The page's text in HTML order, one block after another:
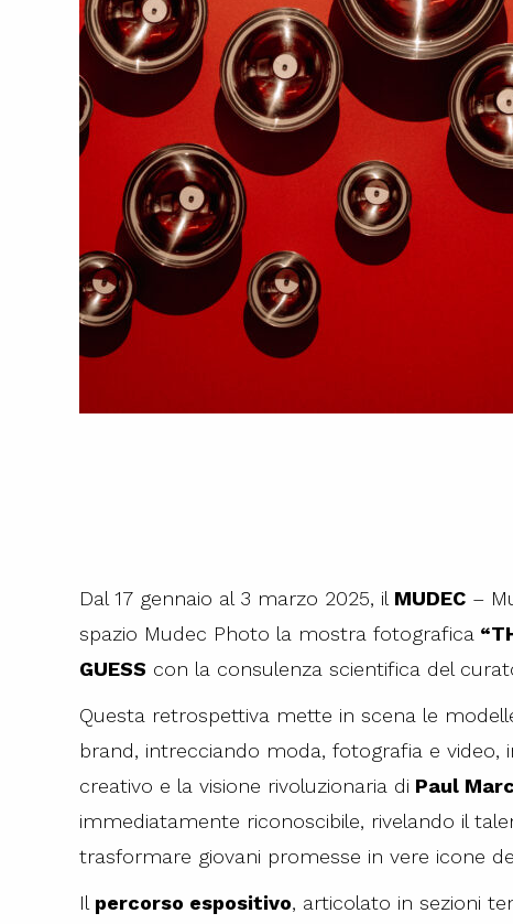
Dal 17 gennaio al 3 marzo 2025, il MUDEC –
spazio Mudec Photo la mostra fotografica
GUESS con la consulenza scientifica del
Questa retrospettiva mette in scena le
brand, intrecciando moda, fotografia e video,
creativo e la visione rivoluzionaria di Paul
immediatamente riconoscibile, rivelando il
trasformare giovani promesse in vere icone
Il percorso espositivo, articolato in sezioni